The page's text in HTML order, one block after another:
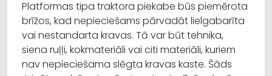
Platformas tipa traktora piekabe būs piemērota
brīžos, kad nepieciešams pārvadāt lielgabarīta
vai nestandarta kravas. Tā var būt tehnika,
siena ruļļi, kokmateriāli vai citi materiāli, kuriem
nav nepieciešama slēgta kravas kaste. Šāds